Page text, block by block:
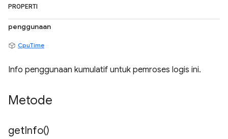
PROPERTI
penggunaan
CpuTime
Info penggunaan kumulatif untuk pemroses logis ini.
Metode
getInfo()